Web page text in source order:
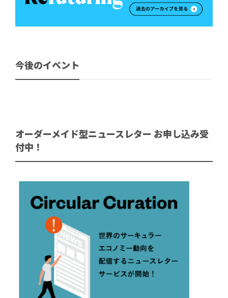
今後のイベント
オーダーメイド型ニュースレター お申し込み受
付中！